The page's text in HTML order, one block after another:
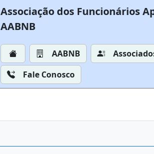
Associação dos Funcionários
AABNB
AABNB
Fale Conosco